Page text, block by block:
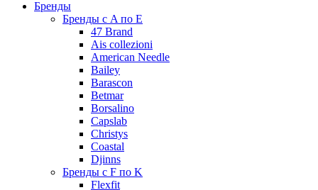
Бренды
Бренды с A по E
47 Brand
Ais collezioni
American Needle
Bailey
Barascon
Betmar
Borsalino
Capslab
Christys
Coastal
Djinns
Бренды с F по K
Flexfit